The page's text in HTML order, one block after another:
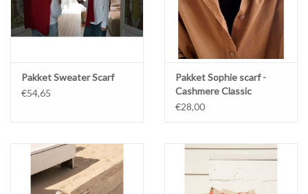
Pakket Sweater Scarf
€54,65
Pakket Sophie scarf -
Cashmere Classic
€28,00